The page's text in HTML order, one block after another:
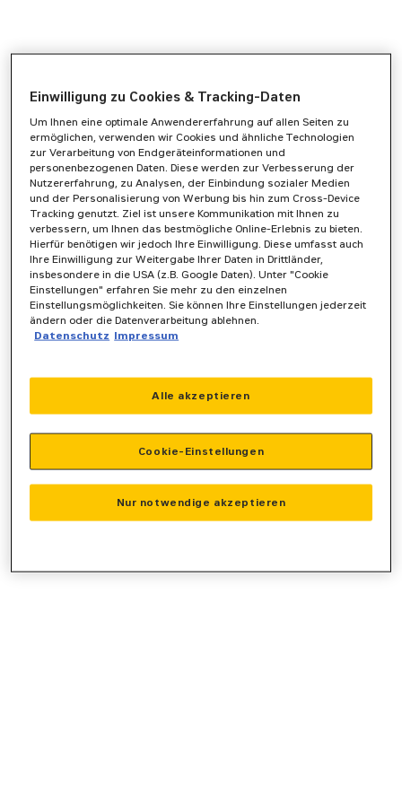
Application error: aclient-side exception has occurred while
www.zeppelin-powersystems.com
Einwilligung zu Cookies & Tracking-Daten
Um Ihnen eine optimale Anwendererfahrung auf allen Seiten zu
ermöglichen, verwenden wir Cookies und ähnliche Technologien
zur Verarbeitung von Endgeräteinformationen und
personenbezogenen Daten. Diese werden zur Verbesserung der
Nutzererfahrung, zu Analysen, der Einbindung sozialer Medien
und der Personalisierung von Werbung bis hin zum Cross-Device
Tracking genutzt. Ziel ist unsere Kommunikation mit Ihnen zu
verbessern, um Ihnen das bestmögliche Online-Erlebnis zu bieten.
Hierfür benötigen wir jedoch Ihre Einwilligung. Diese umfasst auch
Ihre Einwilligung zur Weitergabe Ihrer Daten in Drittländer,
insbesondere in die USA (z.B. Google Daten). Unter "Cookie
Einstellungen" erfahren Sie mehr zu den einzelnen
Einstellungsmöglichkeiten. Sie können Ihre Einstellungen jederzeit
ändern oder die Datenverarbeitung ablehnen.
Datenschutz Impressum
Nur notwendige akzeptieren
Alle akzeptieren
Cookie-Einstellungen